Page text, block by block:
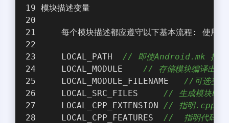
模块描述变量
每个模块描述都应遵守以下基本流程: 使用
    LOCAL_PATH
// 即使Android.mk 描述
    LOCAL_MODULE
// 存储模块编译出库
    LOCAL_MODULE_FILENAME
//可选变量
    LOCAL_SRC_FILES
// 生成模块时所
    LOCAL_CPP_EXTENSION
// 指明.cpp以
    LOCAL_CPP_FEATURES
//  指明代码